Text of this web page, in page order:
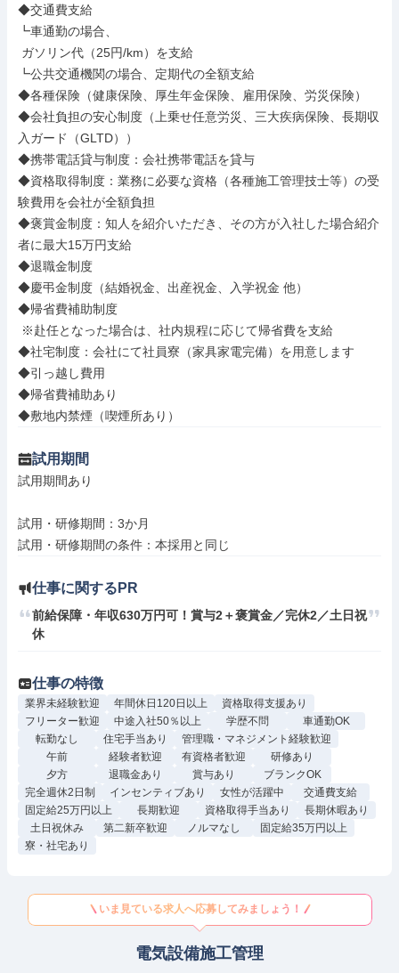
◆交通費支給
┗車通勤の場合、
┗公共交通機関の場合、定期代の全額支給
◆各種保険（健康保険、厚生年金保険、雇⽤保険、労災保険）
◆会社負担の安心制度（上乗せ任意労災、三大疾病保険、長期収
入ガード（GLTD））
◆携帯電話貸与制度：会社携帯電話を貸与
◆資格取得制度：業務に必要な資格（各種施⼯管理技⼠等）の受
験費⽤を会社が全額負担
◆褒賞金制度：知人を紹介いただき、その方が入社した場合紹介
者に最大15万円支給
◆退職金制度
◆慶弔金制度（結婚祝金、出産祝金、入学祝金 他）
◆帰省費補助制度
◆社宅制度：会社にて社員寮（家具家電完備）を用意します
◆引っ越し費用
◆帰省費補助あり
◆敷地内禁煙（喫煙所あり）
試用期間
試用期間あり
試用・研修期間：3か月
仕事に関するPR
前給保障・年収630万円可！賞与2＋褒賞金／完休2／土日祝
休
仕事の特徴
業界未経験歓迎 年間休日120日以上
資格取得支援あり
フリーター歓迎
中途入社50％以上 学歴不問
車通勤OK
転勤なし
住宅手当あり
管理職・マネジメント経験歓迎
午前
経験者歓迎 有資格者歓迎
研修あり
夕方
退職金あり 賞与あり
ブランクOK
完全週休2日制
インセンティブあり 女性が活躍中
交通費支給
固定給25万円以上
長期歓迎 資格取得手当あり
長期休暇あり
土日祝休み
第二新卒歓迎 ノルマなし
固定給35万円以上
寮・社宅あり
いま見ている求人へ応募してみましょう！
電気設備施工管理